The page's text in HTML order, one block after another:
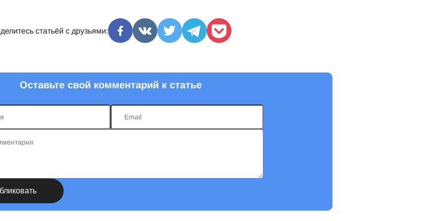
статьёй с друзьями:
Оставьте свой комментарий к статье